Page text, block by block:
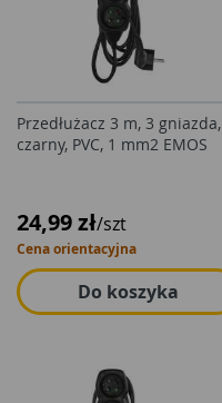
Przedłużacz 3 m, 3 gniazda,
czarny, PVC, 1 mm2 EMOS
24,99 zł/szt
Cena orientacyjna
Do koszyka